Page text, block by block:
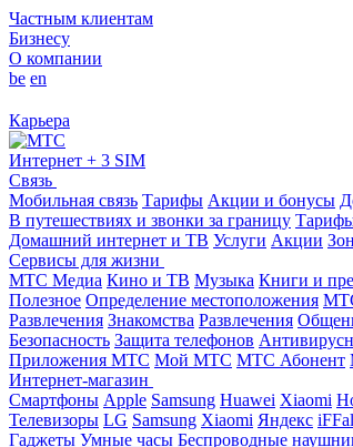
Частным клиентам
Бизнесу
О компании
be en
Карьера
Интернет + 3 SIM
Связь
Мобильная связь Тарифы Акции и бонусы
В путешествиях и звонки за границу
Домашний интернет и ТВ Услуги Акции
Сервисы для жизни
МТС Медиа Кино и ТВ Музыка Книги и
Полезное Определение местоположения
Развлечения Знакомства Развлечения
Безопасность Защита телефонов
Приложения МТС Мой МТС МТС Абонент
Интернет-магазин
Смартфоны Apple Samsung Huawei Xiaomi
Телевизоры LG Samsung Xiaomi Яндекс
Гаджеты Умные часы Беспроводные